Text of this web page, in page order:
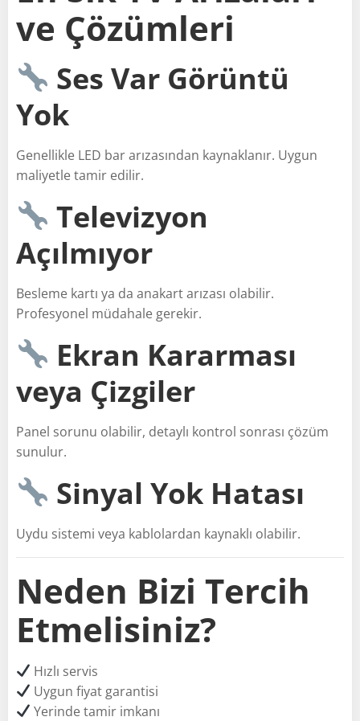
ve Çözümleri
Ses Var Görüntü
Yok
Genellikle LED bar arızasından kaynaklanır. Uygun
maliyetle tamir edilir.
Televizyon
Açılmıyor
Besleme kartı ya da anakart arızası olabilir.
Profesyonel müdahale gerekir.
Ekran Kararması
veya Çizgiler
Panel sorunu olabilir, detaylı kontrol sonrası çözüm
sunulur.
Sinyal Yok Hatası
Uydu sistemi veya kablolardan kaynaklı olabilir.
Neden Bizi Tercih
Etmelisiniz?
Hızlı servis
Uygun fiyat garantisi
Yerinde tamir imkanı